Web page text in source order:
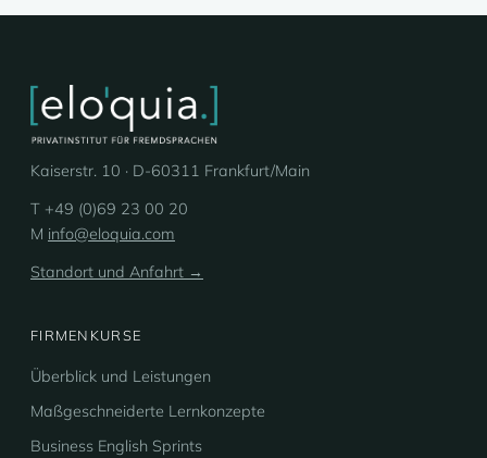
Kaiserstr. 10 · D-60311 Frankfurt/Main
T +49 (0)69 23 00 20
M info@eloquia.com
Standort und Anfahrt →
FIRMENKURSE
Überblick und Leistungen
Maßgeschneiderte Lernkonzepte
Business English Sprints